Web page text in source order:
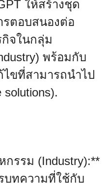
ให้สร้างชุด
ตอบสนองต่อ
จในกลุ่ม
พร้อมกับ
ไขที่สามารถนำไป
solutions).
รรม (Industry):**
บทความที่ใช้กับ